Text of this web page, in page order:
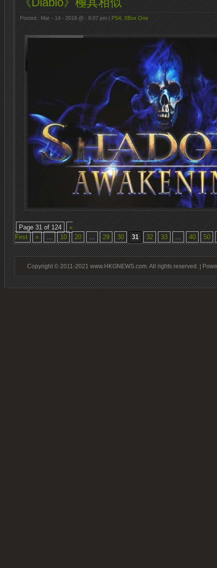
Posted : Mar - 14 - 2018 @ : 8:07 pm | PS4 XBox One
Page 31 of 124
«
First
« ... 10 20 ... 29 30 31 32 33 ... 40 50
Copyright © 2011-2021 www.HKGNEWS.com. All rights reserved. |